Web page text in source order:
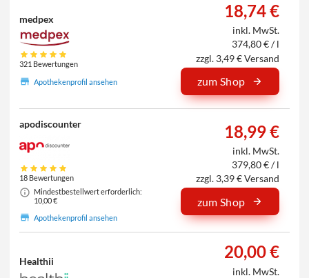
medpex
321 Bewertungen
Apothekenprofil ansehen
18,74 €
inkl. MwSt.
374,80 € / l
zzgl. 3,49 € Versand
zum Shop
apodiscounter
18 Bewertungen
Mindestbestellwert erforderlich:
10,00 €
Apothekenprofil ansehen
18,99 €
inkl. MwSt.
379,80 € / l
zzgl. 3,39 € Versand
zum Shop
Healthii 20,00 €
inkl. MwSt.